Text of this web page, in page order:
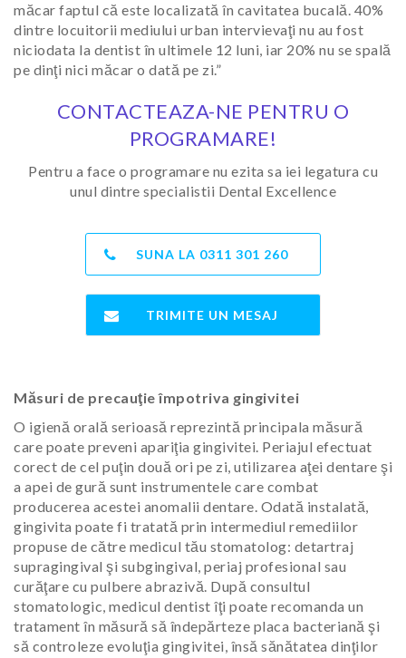
măcar faptul că este localizată în cavitatea bucală. 40%
dintre locuitorii mediului urban intervievaţi nu au fost
niciodata la dentist în ultimele 12 luni, iar 20% nu se spală
pe dinţi nici măcar o dată pe zi.”
CONTACTEAZA-NE PENTRU O
PROGRAMARE!
Pentru a face o programare nu ezita sa iei legatura cu
unul dintre specialistii Dental Excellence
SUNA LA 0311 301 260
TRIMITE UN MESAJ
Măsuri de precauţie împotriva gingivitei
O igienă orală serioasă reprezintă principala măsură
care poate preveni apariţia gingivitei. Periajul efectuat
corect de cel puţin două ori pe zi, utilizarea aţei dentare şi
a apei de gură sunt instrumentele care combat
producerea acestei anomalii dentare. Odată instalată,
gingivita poate fi tratată prin intermediul remediilor
propuse de către medicul tău stomatolog: detartraj
supragingival şi subgingival, periaj profesional sau
curăţare cu pulbere abrazivă. După consultul
stomatologic, medicul dentist îţi poate recomanda un
tratament în măsură să îndepărteze placa bacteriană şi
să controleze evoluţia gingivitei, însă sănătatea dinţilor